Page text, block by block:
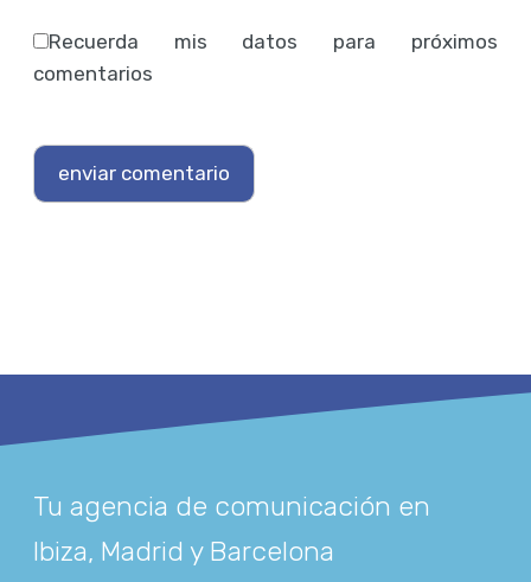
Recuerda mis datos para próximos
comentarios
Tu agencia de comunicación en
Ibiza, Madrid y Barcelona